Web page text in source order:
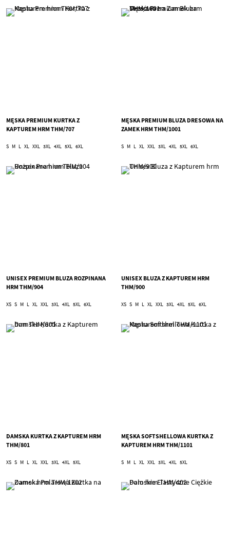
MĘSKA PREMIUM KURTKA Z
KAPTUREM HRM THM/707
S M L XL XXL 3XL 4XL 5XL 6XL
MĘSKA PREMIUM BLUZA DRESOWA NA
ZAMEK HRM THM/1001
S M L XL XXL 3XL 4XL 5XL 6XL
UNISEX PREMIUM BLUZA ROZPINANA
HRM THM/904
XS S M L XL XXL 3XL 4XL 5XL 6XL
UNISEX BLUZA Z KAPTUREM HRM
THM/900
XS S M L XL XXL 3XL 4XL 5XL 6XL
DAMSKA KURTKA Z KAPTUREM HRM
THM/801
XS S M L XL XXL 3XL 4XL 5XL
MĘSKA SOFTSHELLOWA KURTKA Z
KAPTUREM HRM THM/1101
S M L XL XXL 3XL 4XL 5XL